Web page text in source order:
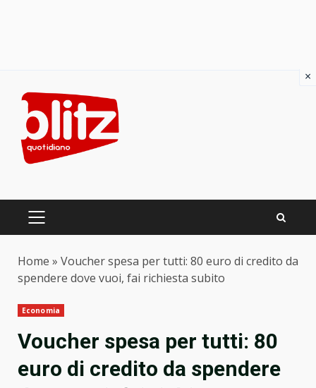
content
PRIMARY
Home » Voucher spesa per tutti: 80 euro di credito da
spendere dove vuoi, fai richiesta subito
Economia
Voucher spesa per tutti: 80
euro di credito da spendere
×